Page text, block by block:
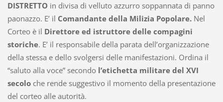
DISTRETTO in divisa di velluto azzurro soppannata di panno
paonazzo. E’ il Comandante della Milizia Popolare.Nel
Corteo è il Direttore ed istruttore delle compagini
storiche. E’ il responsabile della parata dell’organizzazione
della stessa e dello svolgersi delle manifestazioni. Ordina il
“saluto alla voce” secondo l’etichetta militare del XVI
secoloche rende suggestivo il momento della presentazione
del corteo alle autorità.